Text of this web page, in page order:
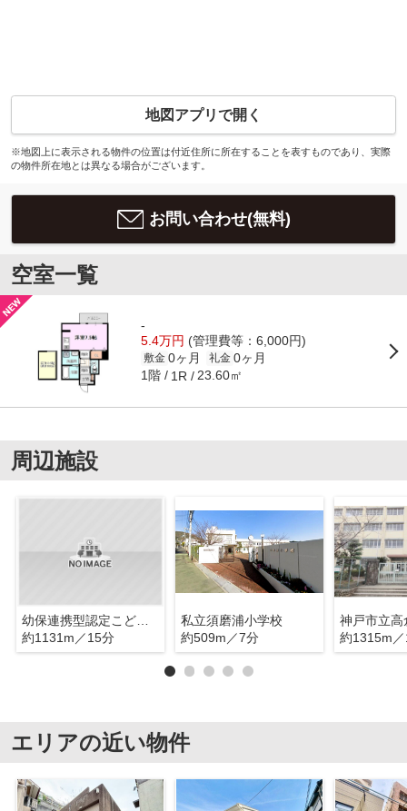
地図アプリで開く
※地図上に表示される物件の位置は付近住所に所在することを表すものであり、実際
の物件所在地とは異なる場合がございます。
お問い合わせ(無料)
空室一覧
-
5.4万円 (管理費等：6,000円)
敷金 0ヶ月 礼金 0ヶ月
1階 1R 23.60㎡
周辺施設
幼保連携型認定こども園西須磨幼稚園
約1131m／15分
私立須磨浦小学校
約509m／7分
神戸市立高
約1315m
エリアの近い物件